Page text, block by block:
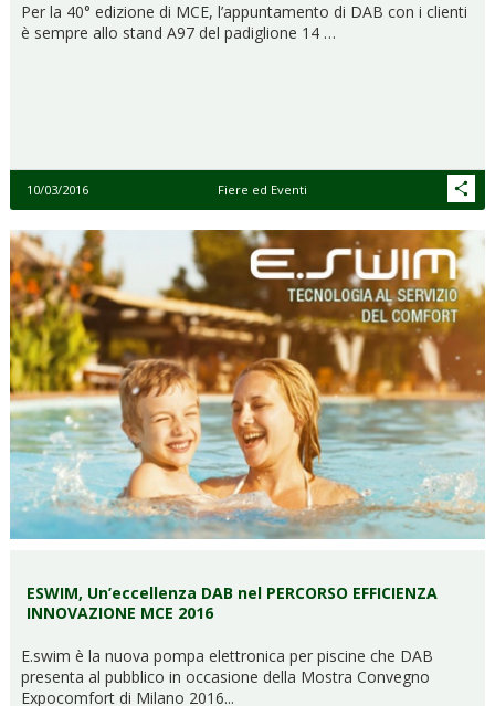
Per la 40° edizione di MCE, l’appuntamento di DAB con i clienti
è sempre allo stand A97 del padiglione 14 …
10/03/2016 Fiere ed Eventi
ESWIM, Un’eccellenza DAB nel PERCORSO EFFICIENZA
INNOVAZIONE MCE 2016
E.swim è la nuova pompa elettronica per piscine che DAB
presenta al pubblico in occasione della Mostra Convegno
Expocomfort di Milano 2016...